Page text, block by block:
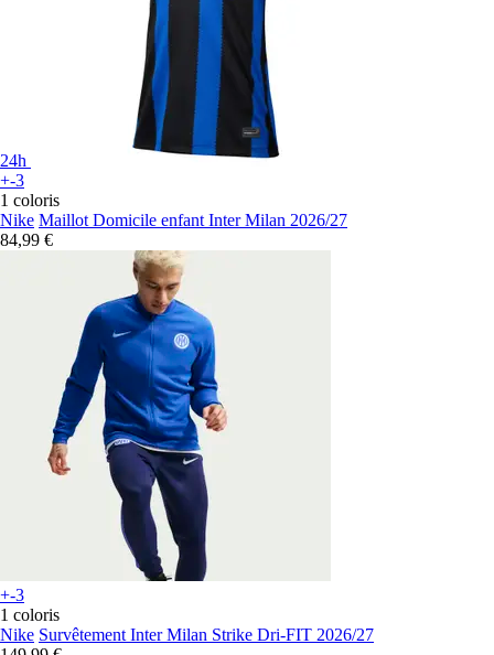
24h
+-3
1 coloris
Nike Maillot Domicile enfant Inter Milan 2026/27
84,99 €
+-3
1 coloris
Nike Survêtement Inter Milan Strike Dri-FIT 2026/27